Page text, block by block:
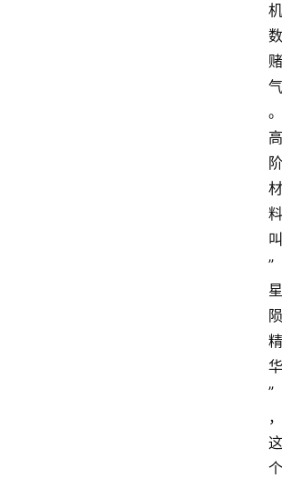
机
数
赌
气
。
高
阶
材
料
叫
”
星
陨
精
华
”
，
这
个